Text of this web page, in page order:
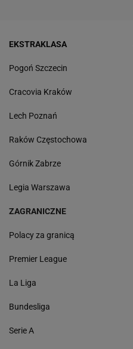
EKSTRAKLASA
Pogoń Szczecin
Cracovia Kraków
Lech Poznań
Raków Częstochowa
Górnik Zabrze
Legia Warszawa
ZAGRANICZNE
Polacy za granicą
Premier League
La Liga
Bundesliga
Serie A